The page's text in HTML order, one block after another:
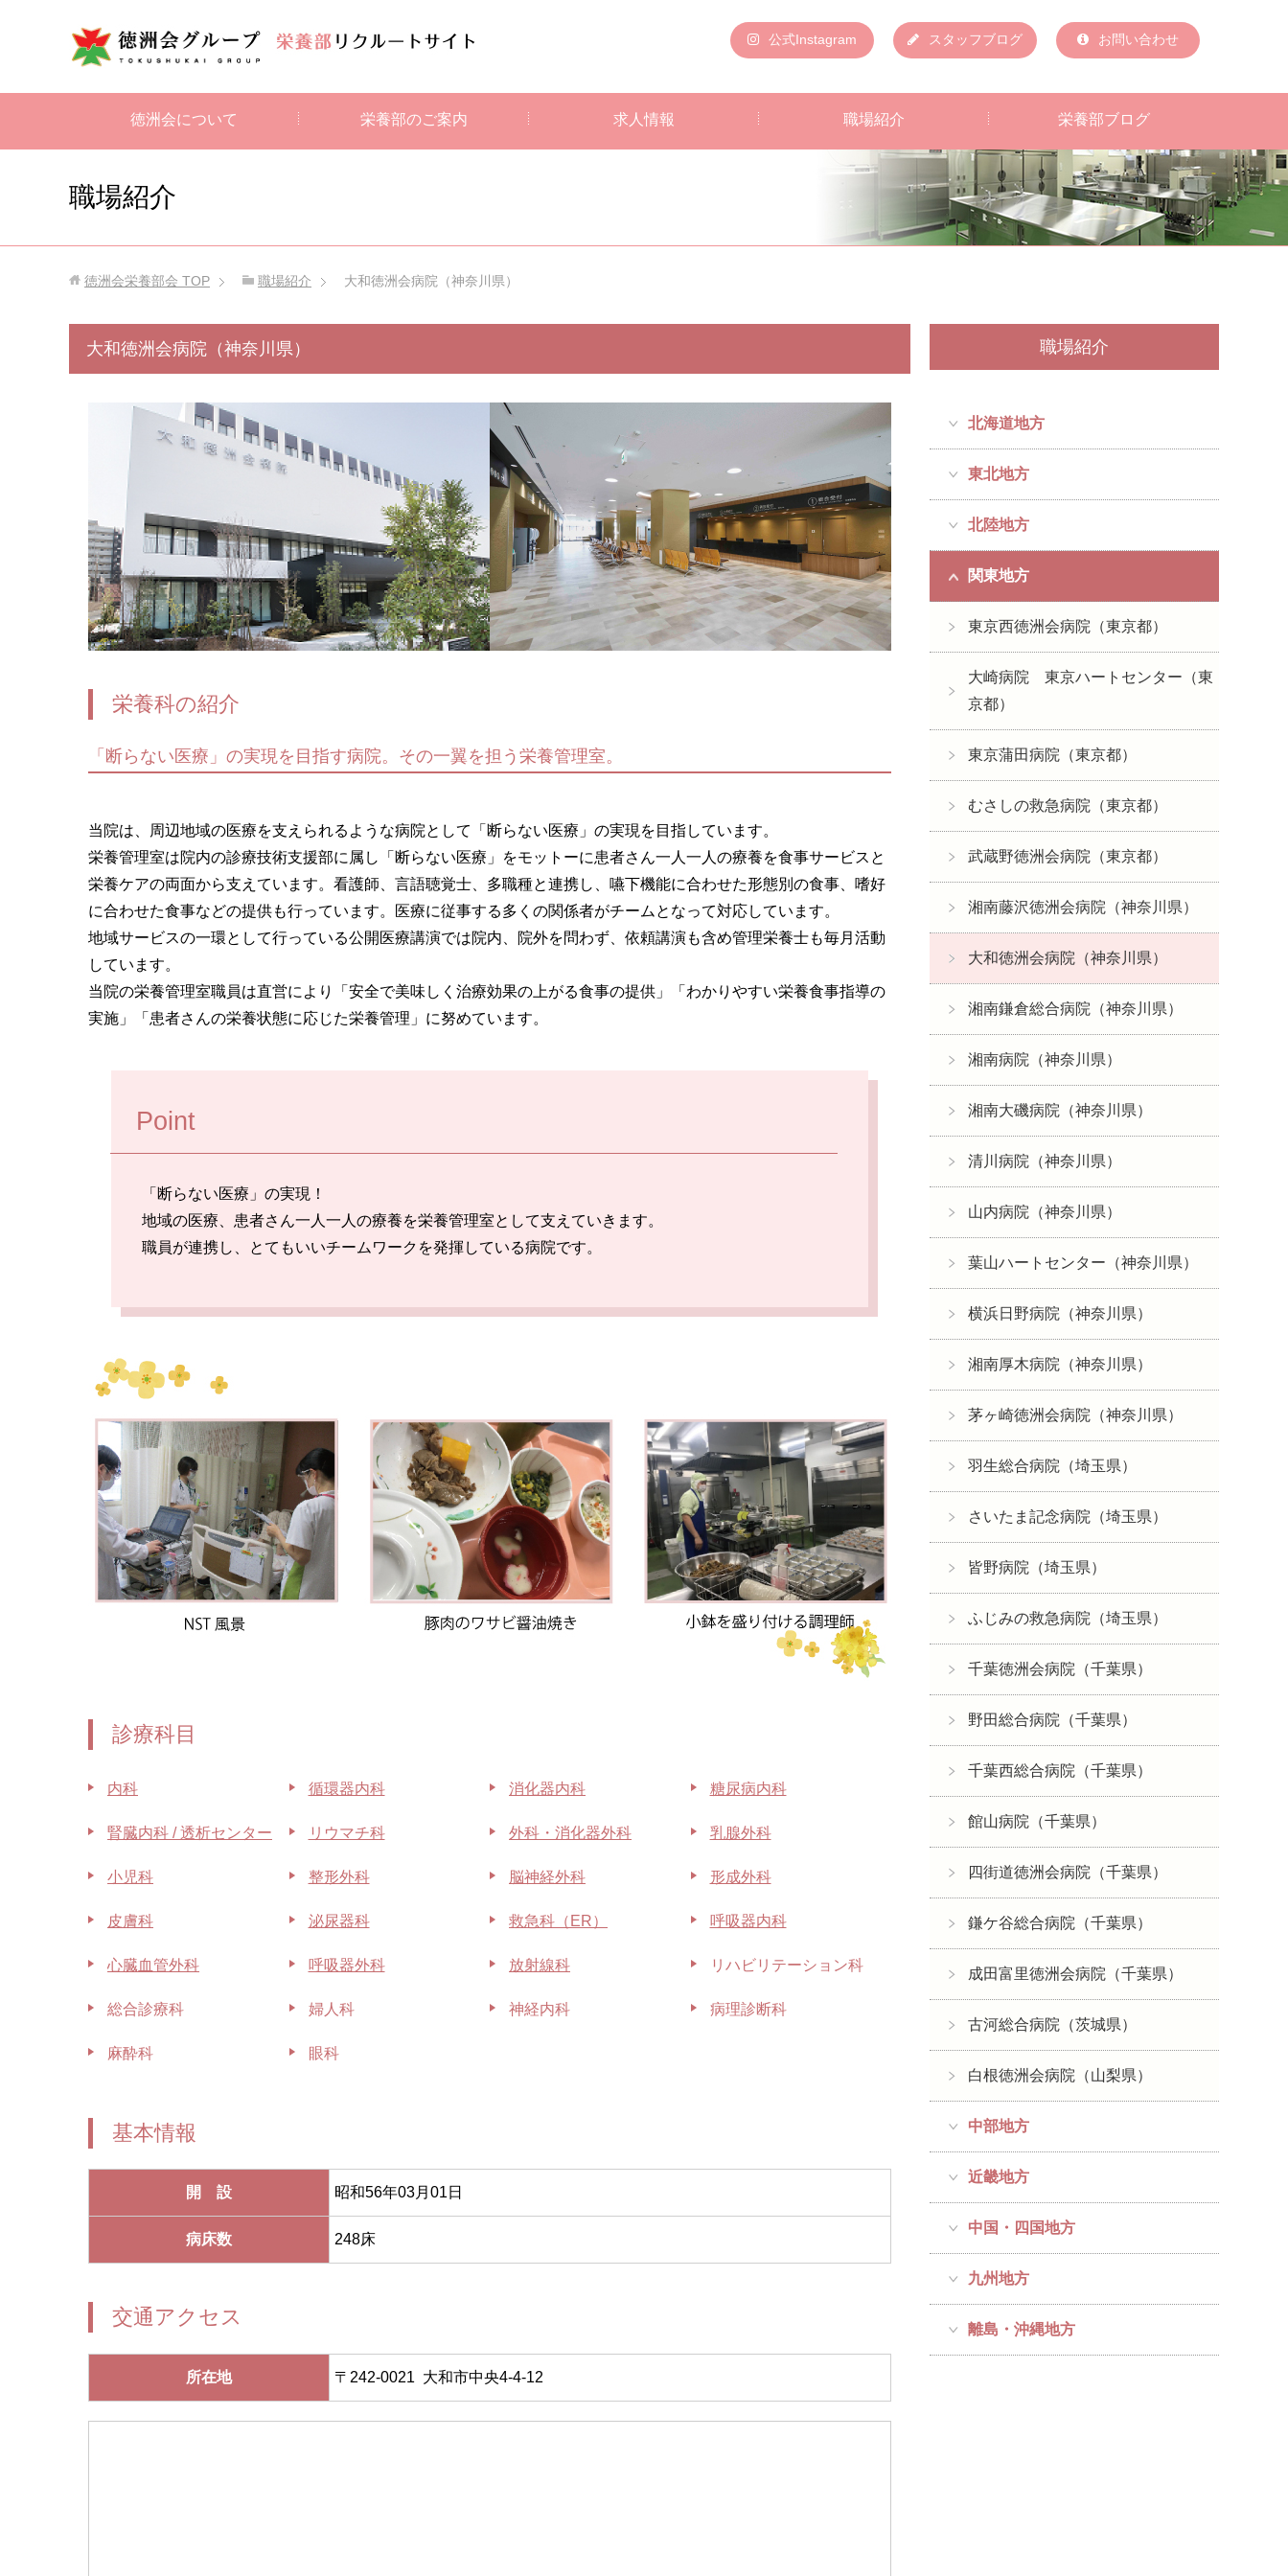
徳洲会について 栄養部のご案内 求人情報 職場紹介 栄養部ブログ
公式Instagram スタッフブログ お問い合わせ
職場紹介
徳洲会栄養部会 TOP 職場紹介 大和徳洲会病院（神奈川県）
大和徳洲会病院（神奈川県）
栄養科の紹介
「断らない医療」の実現を目指す病院。その一翼を担う栄養管理室。
当院は、周辺地域の医療を支えられるような病院として「断らない医療」の実現を目指しています。
栄養管理室は院内の診療技術支援部に属し「断らない医療」をモットーに患者さん一人一人の療養を食事サービスと
栄養ケアの両面から支えています。看護師、言語聴覚士、多職種と連携し、嚥下機能に合わせた形態別の食事、嗜好
に合わせた食事などの提供も行っています。医療に従事する多くの関係者がチームとなって対応しています。
地域サービスの一環として行っている公開医療講演では院内、院外を問わず、依頼講演も含め管理栄養士も毎月活動
しています。
当院の栄養管理室職員は直営により「安全で美味しく治療効果の上がる食事の提供」「わかりやすい栄養食事指導の
実施」「患者さんの栄養状態に応じた栄養管理」に努めています。
Point
「断らない医療」の実現！
地域の医療、患者さん一人一人の療養を栄養管理室として支えていきます。
職員が連携し、とてもいいチームワークを発揮している病院です。
診療科目
内科 循環器内科 消化器内科 糖尿病内科
腎臓内科 / 透析センター リウマチ科 外科・消化器外科 乳腺外科
小児科 整形外科 脳神経外科 形成外科
皮膚科 泌尿器科 救急科（ER） 呼吸器内科
心臓血管外科 呼吸器外科 放射線科 リハビリテーション科
総合診療科 婦人科 神経内科 病理診断科
麻酔科 眼科
基本情報
開 設 昭和56年03月01日
病床数 248床
交通アクセス
所在地 〒242-0021 大和市中央4-4-12
職場紹介
北海道地方
東北地方
北陸地方
関東地方
東京西徳洲会病院（東京都）
大崎病院 東京ハートセンター（東
京都）
東京蒲田病院（東京都）
むさしの救急病院（東京都）
武蔵野徳洲会病院（東京都）
湘南藤沢徳洲会病院（神奈川県）
大和徳洲会病院（神奈川県）
湘南鎌倉総合病院（神奈川県）
湘南病院（神奈川県）
湘南大磯病院（神奈川県）
清川病院（神奈川県）
山内病院（神奈川県）
葉山ハートセンター（神奈川県）
横浜日野病院（神奈川県）
湘南厚木病院（神奈川県）
茅ヶ崎徳洲会病院（神奈川県）
羽生総合病院（埼玉県）
さいたま記念病院（埼玉県）
皆野病院（埼玉県）
ふじみの救急病院（埼玉県）
千葉徳洲会病院（千葉県）
野田総合病院（千葉県）
千葉西総合病院（千葉県）
館山病院（千葉県）
四街道徳洲会病院（千葉県）
鎌ケ谷総合病院（千葉県）
成田富里徳洲会病院（千葉県）
古河総合病院（茨城県）
白根徳洲会病院（山梨県）
中部地方
近畿地方
中国・四国地方
九州地方
離島・沖縄地方